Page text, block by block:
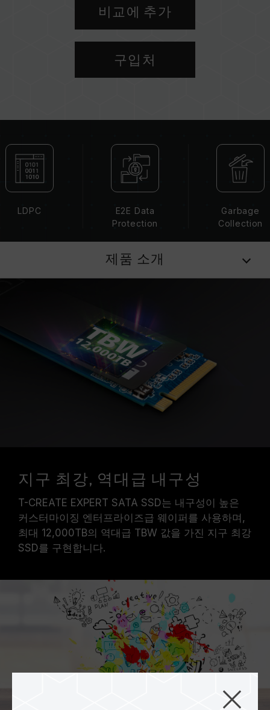
비교에 추가
구입처
LDPC
E2E Data
Protection
Garbage
Collection
제품 소개
지구 최강, 역대급 내구성
T-CREATE EXPERT SATA SSD는 내구성이 높은
커스터마이징 엔터프라이즈급 웨이퍼를 사용하며,
최대 12,000TB의 역대급 TBW 값을 가진 지구 최강
SSD를 구현합니다.